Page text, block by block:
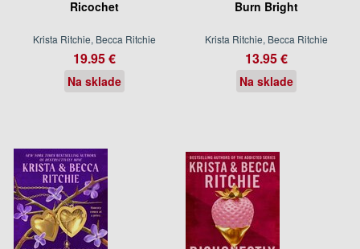
Ricochet
Krista Ritchie, Becca Ritchie
19.95 €
Na sklade
Burn Bright
Krista Ritchie, Becca Ritchie
13.95 €
Na sklade